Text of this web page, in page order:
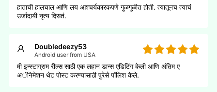
हाताची हालचाल आणि लय आश्चर्यकारकपणे गुळगुळीत होती. त्यातूनच त्याचं
उर्जादायी नृत्य दिसतं.
Doubledeezy53
Android user from USA
मी इन्स्टाग्राम रील्स साठी एक लहान डान्स एडिटिंग केली आणि अंतिम ए
अॅनिमेशन थेट पोस्ट करण्यासाठी पुरेसे पॉलिश केले.